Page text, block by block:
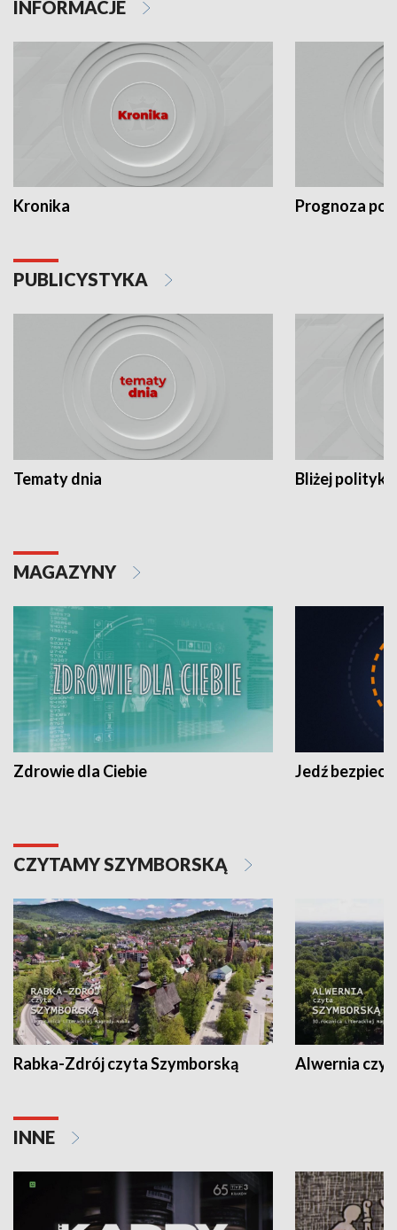
INFORMACJE
Kronika Prognoza
PUBLICYSTYKA
Tematy dnia Bliżej polityki
MAGAZYNY
Zdrowie dla Ciebie Jedź
CZYTAMY SZYMBORSKĄ
Rabka-Zdrój czyta Szymborską Alwernia
INNE